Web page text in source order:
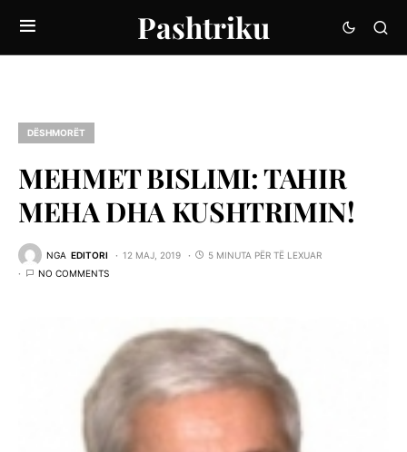
Pashtriku
DËSHMORËT
MEHMET BISLIMI: TAHIR
MEHA DHA KUSHTRIMIN!
NGA EDITORI 12 MAJ, 2019
5 MINUTA PËR TË LEXUAR
NO COMMENTS